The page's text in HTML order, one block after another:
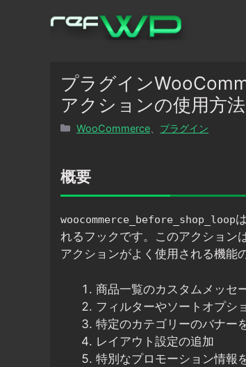
プラグイン
アクションの使用方
カ
リ
ー
WooCommerce プラグイン
概要
woocommerce_before_shop_loop
れるフックです。このアクション
アクションがよく使用される機能
商品一覧のカスタムメッセ
フィルターやソートオプシ
特定のカテゴリーのバナー
レイアウト設定の追加
特別なプロモーション情報